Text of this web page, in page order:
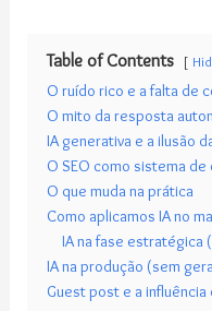
Table of Contents
O ruído rico e a falta de
O mito da resposta
IA generativa e a ilusão
O SEO como sistema
O que muda na prática
Como aplicamos IA no
IA na fase estratégica
IA na produção (sem
Guest post e a influência